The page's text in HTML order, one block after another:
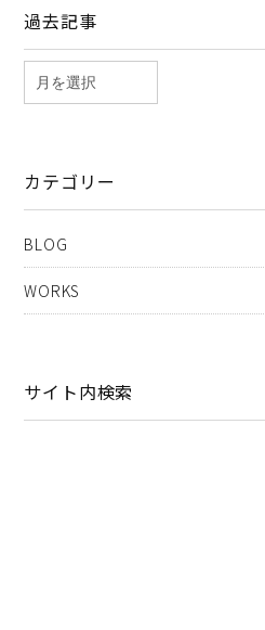
過去記事
カテゴリー
BLOG
WORKS
サイト内検索